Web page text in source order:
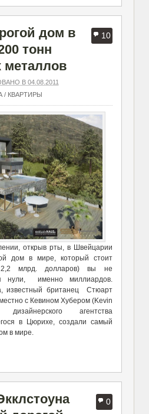
10
дом в
тонн
металлов
В 04.08.2011
/ КВАРТИРЫ
открыв рты, в Швейцарии
дом в мире, который стоит
млрд. долларов) вы не
нули, именно миллиардов.
известный британец Стюарт
с Кевином Хубером (Kevin
агентства
в Цюрихе, создали самый
в мире.
0